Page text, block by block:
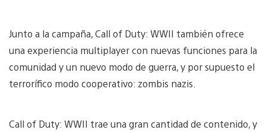
Junto a la campaña, Call of Duty: WWII también ofrece
una experiencia multiplayer con nuevas funciones para la
comunidad y un nuevo modo de guerra, y por supuesto el
terrorífico modo cooperativo: zombis nazis.
Call of Duty: WWII trae una gran cantidad de contenido, y